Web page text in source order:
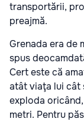
transportării,
preajmă.
Grenada era de
spus
Cert este că
atât viaţa lui cât
exploda
metri. Pentru